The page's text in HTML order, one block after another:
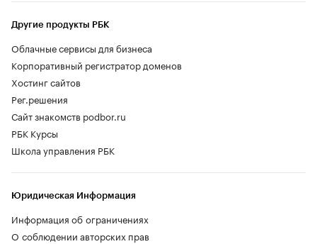
Другие продукты РБК
Облачные сервисы для бизнеса
Корпоративный регистратор доменов
Хостинг сайтов
Рег.решения
Сайт знакомств podbor.ru
РБК Курсы
Школа управления РБК
Юридическая Информация
Информация об ограничениях
О соблюдении авторских прав